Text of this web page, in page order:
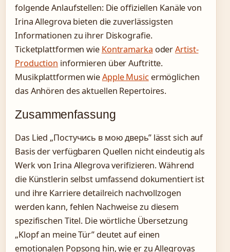
folgende Anlaufstellen: Die offiziellen Kanäle von
Irina Allegrova bieten die zuverlässigsten
Informationen zu ihrer Diskografie.
Ticketplattformen wie Kontramarka oderArtist-
Production informieren über Auftritte.
Musikplattformen wieApple Musicermöglichen
das Anhören des aktuellen Repertoires.
Zusammenfassung
Das Lied „Постучись в мою дверь” lässt sich auf
Basis der verfügbaren Quellen nicht eindeutig als
Werk von Irina Allegrova verifizieren. Während
die Künstlerin selbst umfassend dokumentiert ist
und ihre Karriere detailreich nachvollzogen
werden kann, fehlen Nachweise zu diesem
spezifischen Titel. Die wörtliche Übersetzung
„Klopf an meine Tür” deutet auf einen
emotionalen Popsong hin, wie er zu Allegrovas